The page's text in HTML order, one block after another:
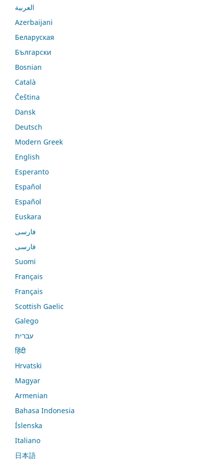
العربية
Azerbaijani
Беларуская
Български
Bosnian
Català
Čeština
Dansk
Deutsch
Modern Greek
English
Esperanto
Español
Español
Euskara
فارسی
فارسی
Suomi
Français
Français
Scottish Gaelic
Galego
עברית
हिंदी
Hrvatski
Magyar
Armenian
Bahasa Indonesia
Íslenska
Italiano
日本語